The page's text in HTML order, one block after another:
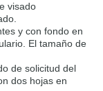
visado
y con fondo en
El tamaño de
de solicitud del
dos hojas en